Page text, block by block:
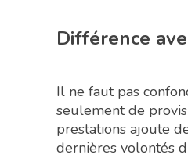
Différence
Il ne faut pas
seulement de
prestations ajoute
dernières volontés